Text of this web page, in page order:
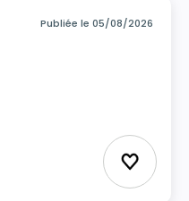
Publiée le 05/08/2026
Ajouter